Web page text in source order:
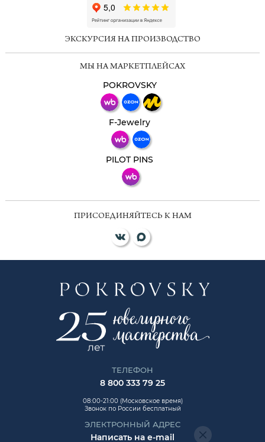
ЭКСКУРСИЯ НА ПРОИЗВОДСТВО
МЫ НА МАРКЕТПЛЕЙСАХ
POKROVSKY
F-Jewelry
PILOT PINS
ПРИСОЕДИНЯЙТЕСЬ К НАМ
ТЕЛЕФОН
8 800 333 79 25
08:00-21:00 (Московское время)
Звонок по России бесплатный
ЭЛЕКТРОННЫЙ АДРЕС
Написать на e-mail